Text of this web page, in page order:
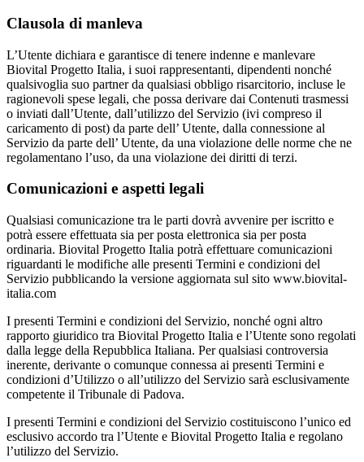
Clausola di manleva
L’Utente dichiara e garantisce di tenere indenne e manlevare
Biovital Progetto Italia, i suoi rappresentanti, dipendenti nonché
qualsivoglia suo partner da qualsiasi obbligo risarcitorio, incluse le
ragionevoli spese legali, che possa derivare dai Contenuti trasmessi
o inviati dall’Utente, dall’utilizzo del Servizio (ivi compreso il
caricamento di post) da parte dell’ Utente, dalla connessione al
Servizio da parte dell’ Utente, da una violazione delle norme che ne
regolamentano l’uso, da una violazione dei diritti di terzi.
Comunicazioni e aspetti legali
Qualsiasi comunicazione tra le parti dovrà avvenire per iscritto e
potrà essere effettuata sia per posta elettronica sia per posta
ordinaria. Biovital Progetto Italia potrà effettuare comunicazioni
riguardanti le modifiche alle presenti Termini e condizioni del
Servizio pubblicando la versione aggiornata sul sito www.biovital-
italia.com
I presenti Termini e condizioni del Servizio, nonché ogni altro
rapporto giuridico tra Biovital Progetto Italia e l’Utente sono regolati
dalla legge della Repubblica Italiana. Per qualsiasi controversia
inerente, derivante o comunque connessa ai presenti Termini e
condizioni d’Utilizzo o all’utilizzo del Servizio sarà esclusivamente
competente il Tribunale di Padova.
I presenti Termini e condizioni del Servizio costituiscono l’unico ed
esclusivo accordo tra l’Utente e Biovital Progetto Italia e regolano
l’utilizzo del Servizio.